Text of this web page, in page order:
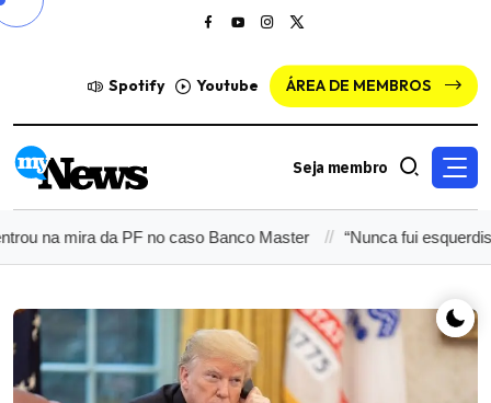
Spotify Youtube ÁREA DE MEMBROS
Seja membro
mira da PF no caso Banco Master “Nunca fui esquerdista”,